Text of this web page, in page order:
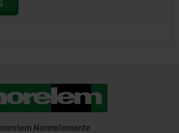
norelem Normelemente